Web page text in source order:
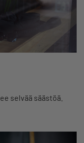
selvää säästöä.